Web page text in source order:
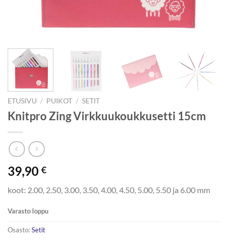
ETUSIVU / PUIKOT / SETIT
Knitpro Zing Virkkuukoukkusetti 15cm
39,90 €
koot: 2.00, 2.50, 3.00, 3.50, 4.00, 4.50, 5.00, 5.50 ja 6.00 mm
Varasto loppu
Osasto:Setit